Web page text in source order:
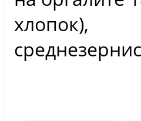
хлопок),